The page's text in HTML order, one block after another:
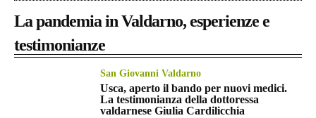
La pandemia in Valdarno, esperienze e
testimonianze
San Giovanni Valdarno
Usca, aperto il bando per nuovi medici.
La testimonianza della dottoressa
valdarnese Giulia Cardilicchia